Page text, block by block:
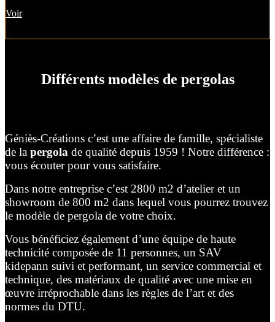
Voir
Différents modèles de pergolas
Géniès-Créations c’est une affaire de famille, spécialiste
de la pergola de qualité depuis 1959 ! Notre différence :
vous écouter pour vous satisfaire.
Dans notre entreprise c’est 2800 m2 d’atelier et un
showroom de 800 m2 dans lequel vous pourrez trouvez
le modèle de pergola de votre choix.
Vous bénéficiez également d’une équipe de haute
technicité composée de 11 personnes, un SAV
kidepann suivi et performant, un service commercial et
technique, des matériaux de qualité avec une mise en
œuvre irréprochable dans les règles de l’art et des
normes du DTU.